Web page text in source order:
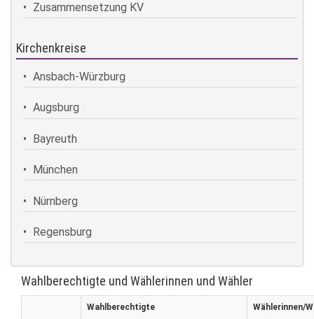
Zusammensetzung KV
Kirchenkreise
Ansbach-Würzburg
Augsburg
Bayreuth
München
Nürnberg
Regensburg
Wahlberechtigte und Wählerinnen und Wähler
Wahlberechtigte Wählerinnen/